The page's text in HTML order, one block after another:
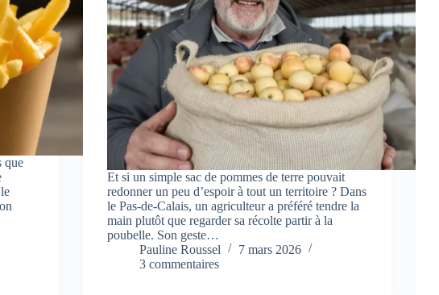
que
Et si un simple sac de pommes de terre pouvait
redonner un peu d’espoir à tout un territoire ? Dans
le Pas-de-Calais, un agriculteur a préféré tendre la
main plutôt que regarder sa récolte partir à la
poubelle. Son geste…
Pauline Roussel
7 mars 2026
3 commentaires